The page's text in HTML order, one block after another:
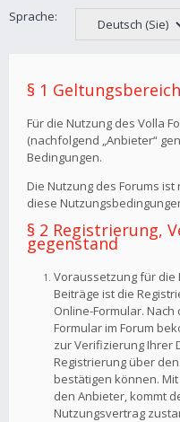
Sprache:
§ 1 Geltungsbereich
Für die Nutzung des Volla
(nachfolgend „Anbieter“
Bedingungen.
Die Nutzung des Forums
diese
§ 2 Registrierung,
gegenstand
Voraussetzung für die
Beiträge ist die
Online-Formular.
Formular im Forum
zur Verifizierung Ihrer
Registrierung über
bestätigen können.
den Anbieter, kommt
Nutzungsvertrag